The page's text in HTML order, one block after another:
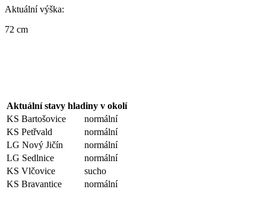
Aktuální výška:
72 cm
Aktuální stavy hladiny v okolí
KS Bartošovice
normální
KS Petřvald
normální
LG Nový Jičín
normální
LG Sedlnice
normální
KS Vlčovice
sucho
KS Bravantice
normální